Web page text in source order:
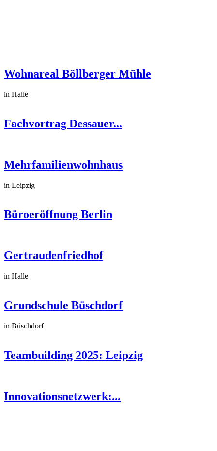
Wohnareal Böllberger Mühle
in Halle
Fachvortrag Dessauer...
Mehrfamilienwohnhaus
in Leipzig
Büroeröffnung Berlin
Gertraudenfriedhof
in Halle
Grundschule Büschdorf
in Büschdorf
Teambuilding 2025: Leipzig
Innovationsnetzwerk:...